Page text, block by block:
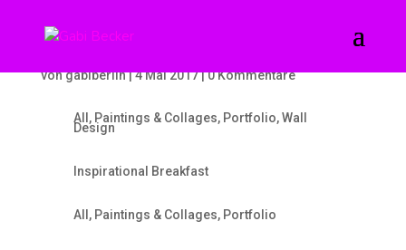
vongabiberlin|4 Mai 2017|0 Kommentare
All , Paintings & Collages, Portfolio,Wall
Design
Inspirational Breakfast
All , Paintings & Collages, Portfolio